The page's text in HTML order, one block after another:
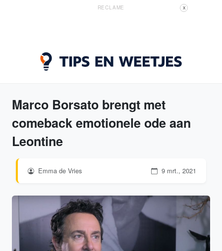
RECLAME X
Marco Borsato brengt met
comeback emotionele ode aan
Leontine
Emma de Vries 9 mrt., 2021